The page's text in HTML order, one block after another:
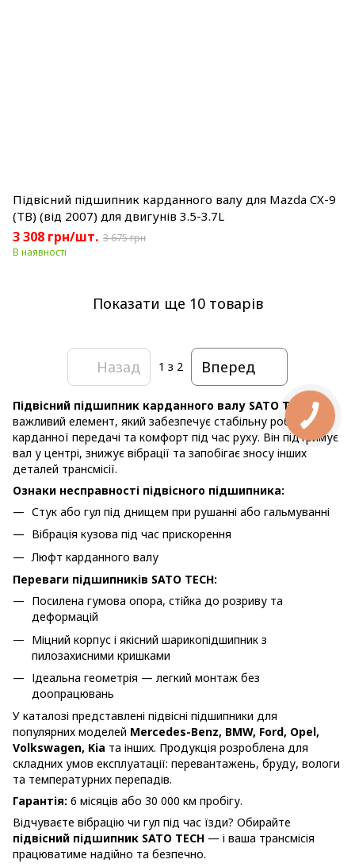
Підвісний підшипник карданного валу для Mazda CX-9
(TB) (від 2007) для двигунів 3.5-3.7L
3 308 грн/шт. 3 675 грн
В наявності
Показати ще 10 товарів
Назад 1 з 2 Вперед
Підвісний підшипник карданного валу SATO TECH —
важливий елемент, який забезпечує стабільну роботу
карданної передачі та комфорт під час руху. Він підтримує
вал у центрі, знижує вібрації та запобігає зносу інших
деталей трансмісії.
Ознаки несправності підвісного підшипника:
Стук або гул під днищем при рушанні або гальмуванні
Вібрація кузова під час прискорення
Люфт карданного валу
Переваги підшипників SATO TECH:
Посилена гумова опора, стійка до розриву та
деформацій
Міцний корпус і якісний шарикопідшипник з
пилозахисними кришками
Ідеальна геометрія — легкий монтаж без
доопрацювань
У каталозі представлені підвісні підшипники для
популярних моделей Mercedes-Benz, BMW, Ford, Opel,
Volkswagen, Kia та інших. Продукція розроблена для
складних умов експлуатації: перевантажень, бруду, вологи
та температурних перепадів.
Гарантія: 6 місяців або 30 000 км пробігу.
Відчуваєте вібрацію чи гул під час їзди? Обирайте
підвісний підшипник SATO TECH — і ваша трансмісія
працюватиме надійно та безпечно.